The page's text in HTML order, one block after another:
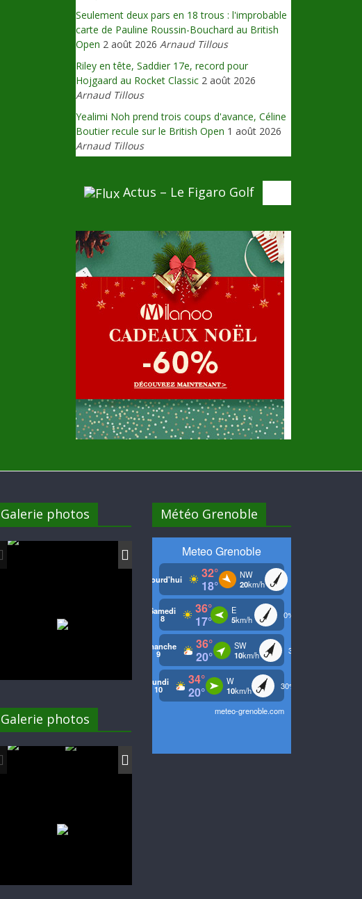
Seulement deux pars en 18 trous : l'improbable
carte de Pauline Roussin-Bouchard au British
Open 2 août 2026 Arnaud Tillous
Riley en tête, Saddier 17e, record pour
Hojgaard au Rocket Classic 2 août 2026
Arnaud Tillous
Yealimi Noh prend trois coups d'avance, Céline
Boutier recule sur le British Open 1 août 2026
Arnaud Tillous
Actus – Le Figaro Golf
Galerie photos
Galerie photos
Météo Grenoble